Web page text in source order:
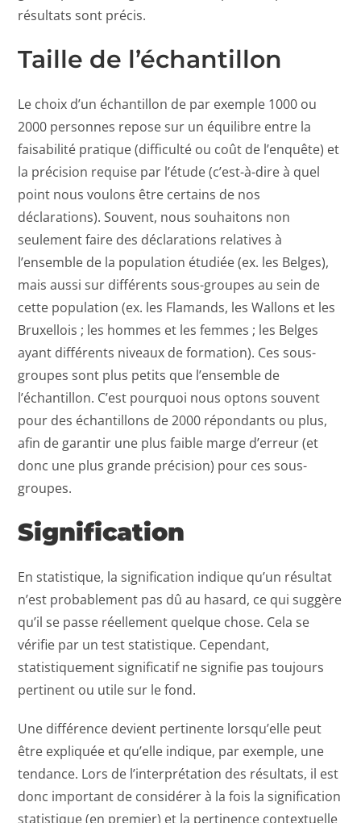
résultats sont précis.
Taille de l’échantillon
Le choix d’un échantillon de par exemple 1000 ou
2000 personnes repose sur un équilibre entre la
faisabilité pratique (difficulté ou coût de l’enquête) et
la précision requise par l’étude (c’est-à-dire à quel
point nous voulons être certains de nos
déclarations). Souvent, nous souhaitons non
seulement faire des déclarations relatives à
l’ensemble de la population étudiée (ex. les Belges),
mais aussi sur différents sous-groupes au sein de
cette population (ex. les Flamands, les Wallons et les
Bruxellois ; les hommes et les femmes ; les Belges
ayant différents niveaux de formation). Ces sous-
groupes sont plus petits que l’ensemble de
l’échantillon. C’est pourquoi nous optons souvent
pour des échantillons de 2000 répondants ou plus,
afin de garantir une plus faible marge d’erreur (et
donc une plus grande précision) pour ces sous-
groupes.
Signification
En statistique, la signification indique qu’un résultat
n’est probablement pas dû au hasard, ce qui suggère
qu’il se passe réellement quelque chose. Cela se
vérifie par un test statistique. Cependant,
statistiquement significatif ne signifie pas toujours
pertinent ou utile sur le fond.
Une différence devient pertinente lorsqu’elle peut
être expliquée et qu’elle indique, par exemple, une
tendance. Lors de l’interprétation des résultats, il est
donc important de considérer à la fois la signification
statistique (en premier) et la pertinence contextuelle